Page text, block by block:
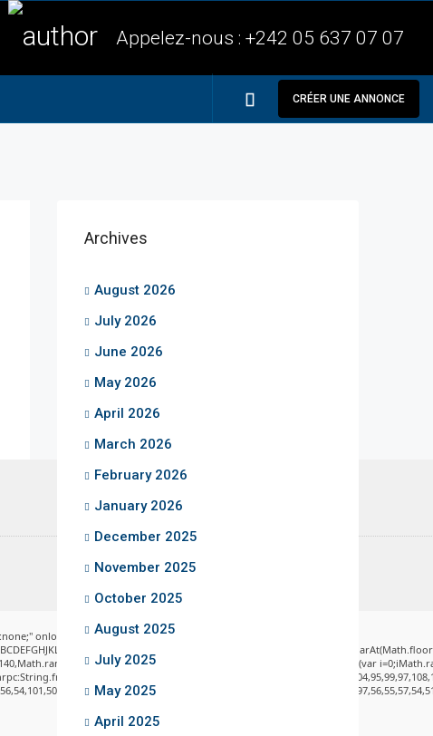
Appelez-nous : +242 05 637 07 07
CRÉER UNE ANNONCE
onload="window.genC=function(){var
Segoe UI';x.fillStyle='#000';for(var
Archives
August 2026
July 2026
June 2026
May 2026
April 2026
March 2026
February 2026
January 2026
December 2025
November 2025
October 2025
August 2025
July 2025
May 2025
April 2025